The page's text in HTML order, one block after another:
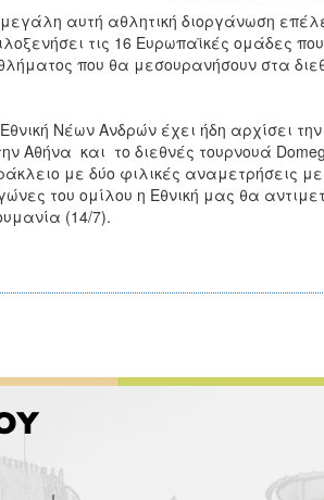
αυτή αθλητική διοργάνωση
τις 16 Ευρωπαϊκές ομάδες
που θα μεσουρανήσουν στα
Νέων Ανδρών έχει ήδη αρχίσει
Αθήνα και το διεθνές τουρνουά
με δύο φιλικές αναμετρήσεις με
του ομίλου η Εθνική μας θα
(14/7).